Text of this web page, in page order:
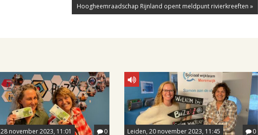
Hoogheemraadschap Rijnland opent meldpunt rivierkreeften »
november 2023, 11:01 0 Leiden, 20 november 2023, 11:45 0